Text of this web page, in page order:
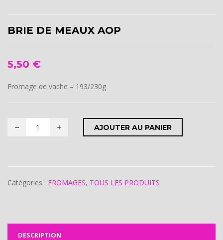
BRIE DE MEAUX AOP
5,50 €
Fromage de vache – 193/230g
AJOUTER AU PANIER
Catégories : FROMAGES, TOUS LES PRODUITS
DESCRIPTION